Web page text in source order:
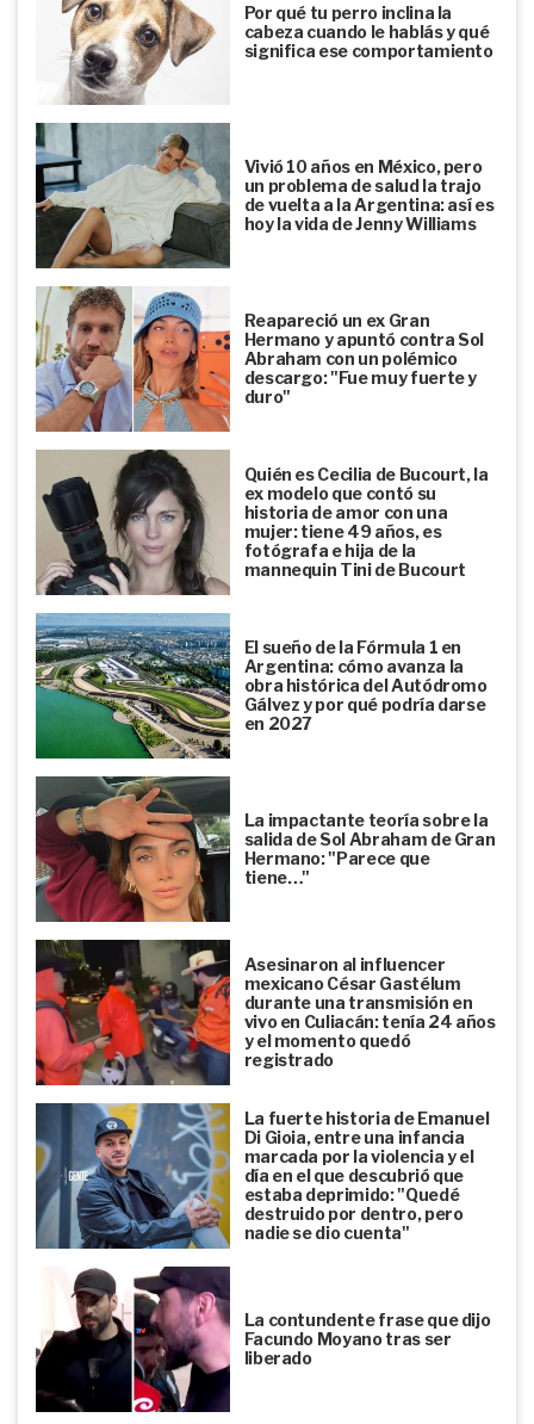
Por qué tu perro inclina la
cabeza cuando le hablás y qué
significa ese comportamiento
Vivió 10 años en México, pero
un problema de salud la trajo
de vuelta a la Argentina: así es
hoy la vida de Jenny Williams
Reapareció un ex Gran
Hermano y apuntó contra Sol
Abraham con un polémico
descargo: "Fue muy fuerte y
duro"
Quién es Cecilia de Bucourt, la
ex modelo que contó su
historia de amor con una
mujer: tiene 49 años, es
fotógrafa e hija de la
mannequin Tini de Bucourt
El sueño de la Fórmula 1 en
Argentina: cómo avanza la
obra histórica del Autódromo
Gálvez y por qué podría darse
en 2027
La impactante teoría sobre la
salida de Sol Abraham de Gran
Hermano: "Parece que
tiene…"
Asesinaron al influencer
mexicano César Gastélum
durante una transmisión en
vivo en Culiacán: tenía 24 años
y el momento quedó
registrado
La fuerte historia de Emanuel
Di Gioia, entre una infancia
marcada por la violencia y el
día en el que descubrió que
estaba deprimido: "Quedé
destruido por dentro, pero
nadie se dio cuenta"
La contundente frase que dijo
Facundo Moyano tras ser
liberado